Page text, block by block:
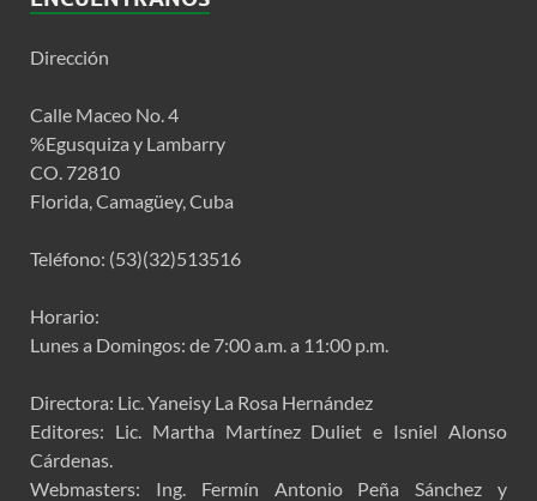
Dirección
Calle Maceo No. 4
%Egusquiza y Lambarry
CO. 72810
Florida, Camagüey, Cuba
Teléfono: (53)(32)513516
Horario:
Lunes a Domingos: de 7:00 a.m. a 11:00 p.m.
Directora: Lic. Yaneisy La Rosa Hernández
Editores: Lic. Martha Martínez Duliet e Isniel Alonso
Cárdenas.
Webmasters: Ing. Fermín Antonio Peña Sánchez y